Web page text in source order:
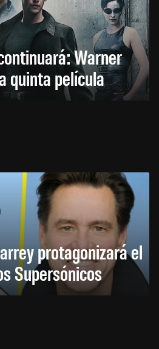
Warner
quinta película
protagonizará el
Supersónicos